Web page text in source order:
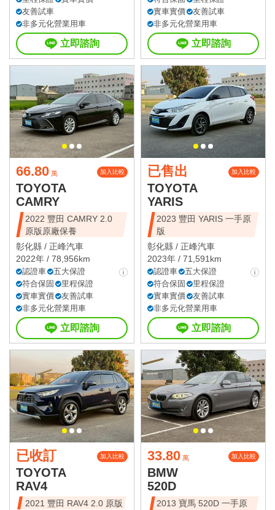
友善試車
非多元化營業用車
立即諮詢
實車實價
友善試車
非多元化營業用車
立即諮詢
66.80 萬 加入比較
TOYOTA
CAMRY
2022 豐田 CAMRY 2.0
原版原廠保養
彰化縣 / 正峰汽車
2022年 / 78,956km
認證車
五大保證
符合保固
里程保證
實車實價
友善試車
非多元化營業用車
立即諮詢
已售出 加入比較
TOYOTA
YARIS
2023 豐田 YARIS 一手原
版
彰化縣 / 正峰汽車
2023年 / 71,591km
認證車
五大保證
符合保固
里程保證
實車實價
友善試車
非多元化營業用車
立即諮詢
已收訂 加入比較
TOYOTA
RAV4
2021 豐田 RAV4 2.0 原版
33.80 萬 加入比較
BMW
520D
2013 寶馬 520D 一手原